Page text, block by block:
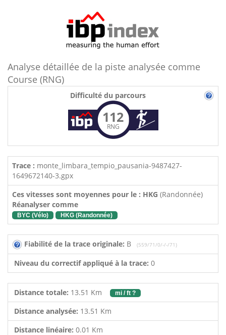
Analyse détaillée de la piste analysée comme
Course (RNG)
Difficulté du parcours
112
RNG
Trace : monte_limbara_tempio_pausania-9487427-
1649672140-3.gpx
Ces vitesses sont moyennes pour le : HKG (Randonnée)
Réanalyser comme
BYC (Vélo) HKG (Randonnée)
Fiabilité de la trace originale: B (559/71/0/-/-/71)
Niveau du correctif appliqué à la trace: 0
Distance totale: 13.51 Km mi / ft ?
Distance analysée: 13.51 Km
Distance linéaire: 0.01 Km